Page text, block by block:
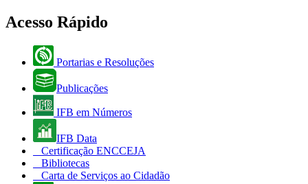
Acesso Rápido
Portarias e Resoluções
Publicações
IFB em Números
IFB Data
Certificação ENCCEJA
Bibliotecas
Carta de Serviços ao Cidadão